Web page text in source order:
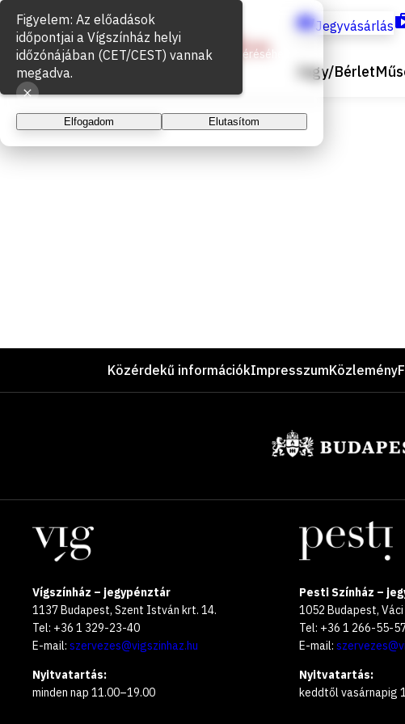
Jegyvásárlás
Jegy/Bérlet
Közérdekű információkImpresszumKözlemény
Helyszínek
Vígszínház – jegypénztár
1137 Budapest, Szent István krt. 14.
Tel: +36 1 329-23-40
E-mail: szervezes@vigszinhaz.hu
Nyitvatartás:
minden nap 11.00–19.00
Pesti Színház –
1052 Budapest,
Tel: +36 1 266-55-
E-mail:
Nyitvatartás:
keddtől vasárnapig
Figyelem: Az előadások
időpontjai a Vígszínház helyi
időzónájában (CET/CEST) vannak
megadva.
Sütik használata
Az oldal működéséhez és a látogatottság méréséhez
sütiket használunk. A folytatással elfogadja a sütik
használatát.
Elfogadom Elutasítom